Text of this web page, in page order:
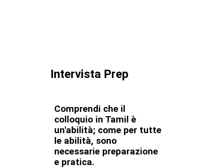
Intervista Prep
Comprendi che il
colloquio in Tamil è
un'abilità; come per tutte
le abilità, sono
necessarie preparazione
e pratica.